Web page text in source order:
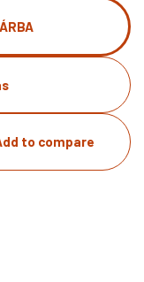
to compare